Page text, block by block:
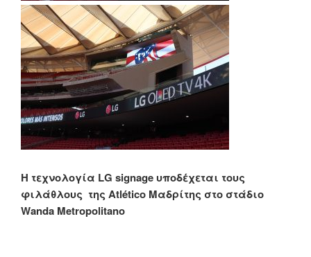
Η τεχνολογία LG signage υποδέχεται τους
φιλάθλους της Atlético Μαδρίτης στο στάδιο
Wanda Metropolitano